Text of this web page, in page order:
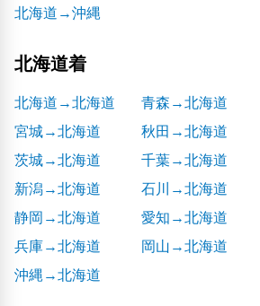
北海道→沖縄
北海道着
北海道→北海道 青森→北海道
宮城→北海道
秋田→北海道
茨城→北海道
千葉→北海道
新潟→北海道
石川→北海道
静岡→北海道
愛知→北海道
兵庫→北海道
岡山→北海道
沖縄→北海道